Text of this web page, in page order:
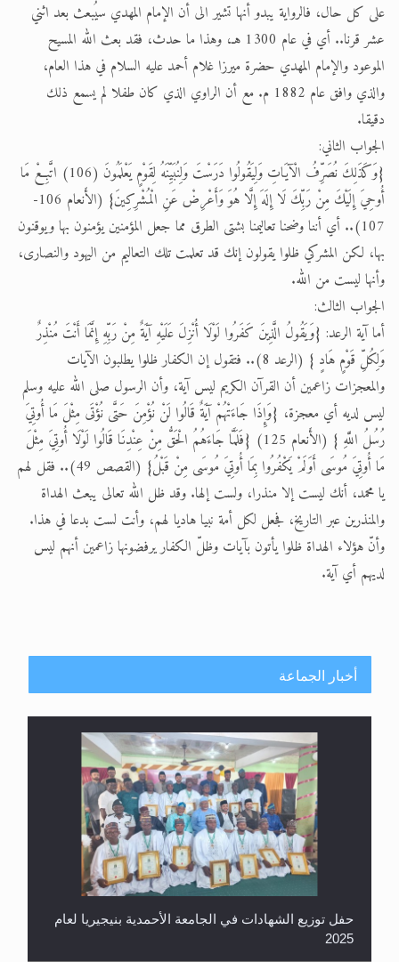
على كل حال، فالرواية يبدو أنها تشير الى أن الإمام المهدي سيُبعث بعد اثني
عشر قرنا.. أي في عام 1300 هـ، وهذا ما حدث، فقد بعث الله المسيح
الموعود والإمام المهدي حضرة ميرزا غلام أحمد عليه السلام في هذا العام،
والذي وافق عام 1882 م. مع أن الراوي الذي كان طفلا لم يسمع ذلك
دقيقا.
الجواب الثاني:
{وَكَذَلِكَ نُصَرِّفُ الْآيَاتِ وَلِيَقُولُوا دَرَسْتَ وَلِنُبَيِّنَهُ لِقَوْمٍ يَعْلَمُونَ (106) اتَّبِعْ مَا
أُوحِيَ إِلَيْكَ مِنْ رَبِّكَ لَا إِلَهَ إِلَّا هُوَ وَأَعْرِضْ عَنِ الْمُشْرِكِينَ} (الأَنعام 106-
107).. أي أننا وضحنا تعاليمنا بشتى الطرق مما جعل المؤمنين يؤمنون بها ويوقنون
بها، لكن المشركي ظلوا يقولون إنك قد تعلمت تلك التعاليم من اليهود والنصارى،
وأنها ليست من الله.
الجواب الثالث:
أما آية الرعد: {وَيَقُولُ الَّذِينَ كَفَرُوا لَوْلَا أُنْزِلَ عَلَيْهِ آيَةٌ مِنْ رَبِّهِ إِنَّمَا أَنْتَ مُنْذِرٌ
وَلِكُلِّ قَوْمٍ هَادٍ } (الرعد 8).. فتقول إن الكفار ظلوا يطلبون الآيات
والمعجزات زاعمين أن القرآن الكريم ليس آية، وأن الرسول صلى الله عليه وسلم
ليس لديه أي معجزة، {وَإِذَا جَاءَتْهُمْ آيَةٌ قَالُوا لَنْ نُؤْمِنَ حَتَّى نُؤْتَى مِثْلَ مَا أُوتِيَ
رُسُلُ اللَّهِ } (الأَنعام 125) {فَلَمَّا جَاءَهُمُ الْحَقُّ مِنْ عِنْدِنَا قَالُوا لَوْلَا أُوتِيَ مِثْلَ
مَا أُوتِيَ مُوسَى أَوَلَمْ يَكْفُرُوا بِمَا أُوتِيَ مُوسَى مِنْ قَبْلُ} (القصص 49).. فقل لهم
يا محمد، أنك ليست إلا منذرا، ولست إلها. وقد ظل الله تعالى يبعث الهداة
والمنذرين عبر التاريخ، فجعل لكل أمة نبيا هاديا لهم، وأنت لست بدعا في هذا.
وأنّ هؤلاء الهداة ظلوا يأتون بآيات وظلّ الكفار يرفضونها زاعمين أنهم ليس
لديهم أي آية.
أخبار الجماعة
معرض القرآن الكريم لمدة ثلاثين يوما في مكتبة مدينة
ريهيماكي في فنلند